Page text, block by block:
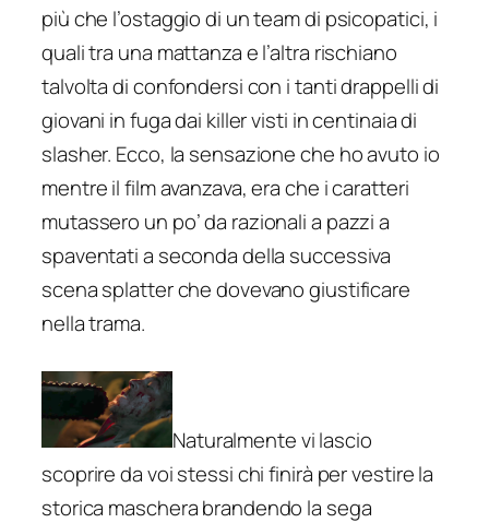
più che l’ostaggio di un team di psicopatici, i
quali tra una mattanza e l’altra rischiano
talvolta di confondersi con i tanti drappelli di
giovani in fuga dai killer visti in centinaia di
slasher. Ecco, la sensazione che ho avuto io
mentre il film avanzava, era che i caratteri
mutassero un po’ da razionali a pazzi a
spaventati a seconda della successiva
scena splatter che dovevano giustificare
nella trama.
Naturalmente vi lascio
scoprire da voi stessi chi finirà per vestire la
storica maschera brandendo la sega